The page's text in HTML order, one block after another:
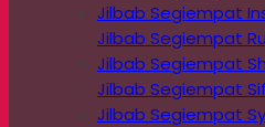
Jilbab Segiempat
Jilbab Segiempat
Jilbab Segiempat
Jilbab Segiempat
Jilbab Segiempat